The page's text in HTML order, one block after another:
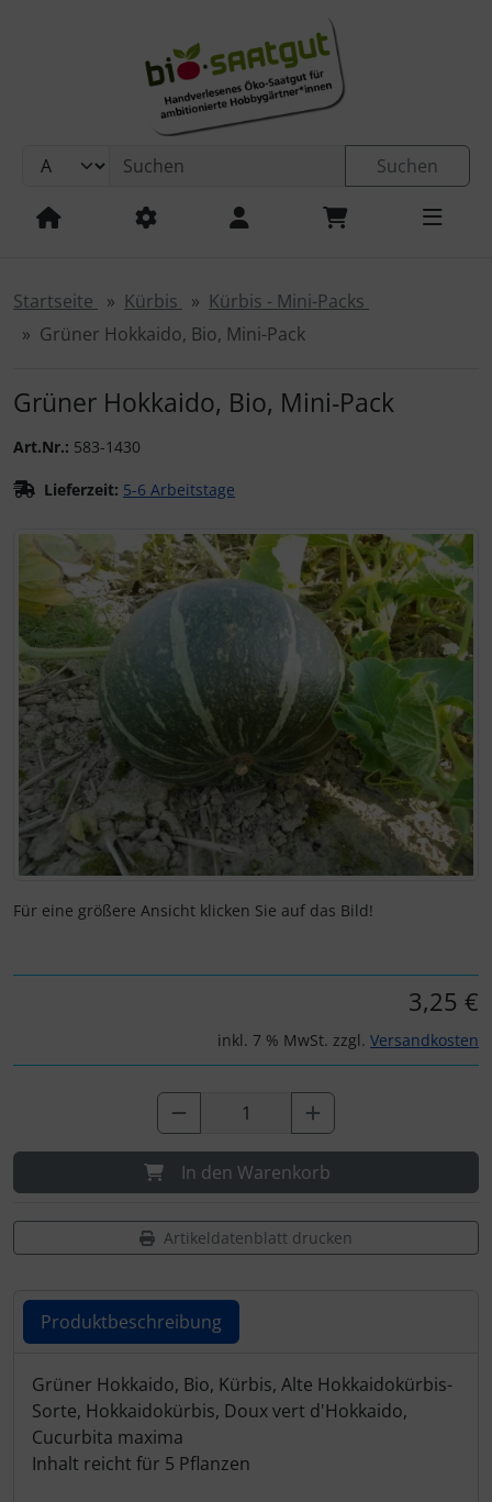
Springe zum Inhalt
Springe zum Login-Button
Springe zum Button für Einstellungen
Suchen
Startseite Kürbis
Kürbis - Mini-Packs
Grüner Hokkaido, Bio, Mini-Pack
Grüner Hokkaido, Bio, Mini-Pack
Art.Nr.: 583-1430
Lieferzeit: 5-6 Arbeitstage
Wenn mehr als ein Produktbild exitiert, können Sie die
Für eine größere Ansicht klicken Sie auf das Bild!
3,25 €
inkl. 7 % MwSt. zzgl. Versandkosten
In den Warenkorb
Artikeldatenblatt drucken
Produktbeschreibung
Produktbeschreibung
Grüner Hokkaido, Bio, Kürbis, Alte Hokkaidokürbis-
Sorte, Hokkaidokürbis, Doux vert d'Hokkaido,
Cucurbita maxima
Inhalt reicht für 5 Pflanzen